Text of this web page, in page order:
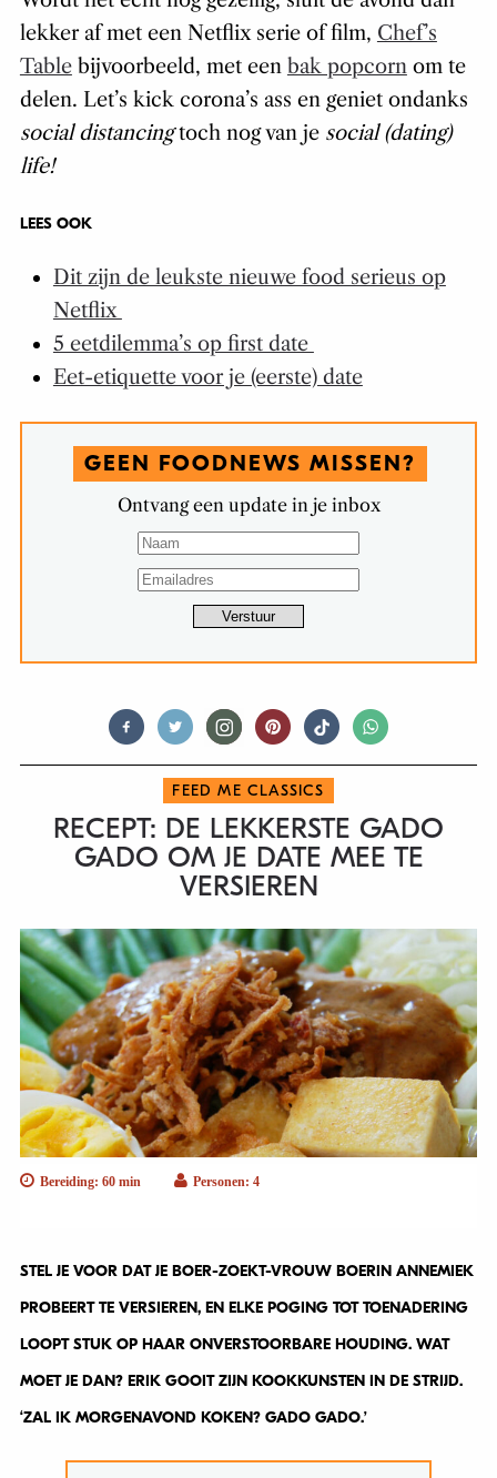
lekker af met een Netflix serie of film, Chef’s
Tablebijvoorbeeld, met een bak popcornom te
delen. Let’s kick corona’s ass en geniet ondanks
social distancingtoch nog van je social (dating)
life!
LEES OOK
Dit zijn de leukste nieuwe food serieus op
Netflix
5 eetdilemma’s op first date
Eet-etiquette voor je (eerste) date
GEEN FOODNEWS MISSEN?
Ontvang een update in je inbox
FEED ME CLASSICS
RECEPT: DE LEKKERSTE GADO
GADO OM JE DATE MEE TE
VERSIEREN
Bereiding: 60 min Personen: 4
STEL JE VOOR DAT JE BOER-ZOEKT-VROUW BOERIN ANNEMIEK
PROBEERT TE VERSIEREN, EN ELKE POGING TOT TOENADERING
LOOPT STUK OP HAAR ONVERSTOORBARE HOUDING. WAT
MOET JE DAN? ERIK GOOIT ZIJN KOOKKUNSTEN IN DE STRIJD.
‘ZAL IK MORGENAVOND KOKEN? GADO GADO.’